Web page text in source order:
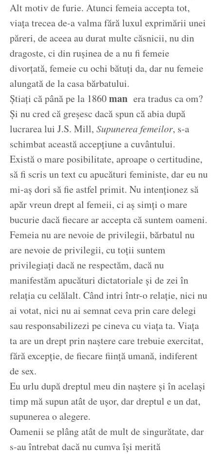
Alt motiv de furie. Atunci femeia accepta tot,
viața trecea de-a valma fără luxul exprimării unei
păreri, de aceea au durat multe căsnicii, nu din
dragoste, ci din rușinea de a nu fi femeie
divorțată, femeie cu ochi bătuți da, dar nu femeie
alungată de la casa bărbatului.
Știați că până pe la 1860man era tradus ca om?
Și nu cred că greșesc dacă spun că abia după
lucrarea lui J.S. Mill, Supunerea femeilor, s-a
schimbat această accepțiune a cuvântului.
Există o mare posibilitate, aproape o certitudine,
să fi scris un text cu apucături feministe, dar eu nu
mi-aș dori să fie astfel primit. Nu intenționez să
apăr vreun drept al femeii, ci aș simți o mare
bucurie dacă fiecare ar accepta că suntem oameni.
Femeia nu are nevoie de privilegii, bărbatul nu
are nevoie de privilegii, cu toții suntem
privilegiați dacă ne respectăm, dacă nu
manifestăm apucături dictatoriale și de zei în
relația cu celălalt. Când intri într-o relație, nici nu
ai votat, nici nu ai semnat ceva prin care delegi
sau responsabilizezi pe cineva cu viața ta. Viața
ta are un drept prin naștere care trebuie exercitat,
fără excepție, de fiecare ființă umană, indiferent
de sex.
Eu urlu după dreptul meu din naștere și în același
timp mă supun atât de ușor, dar dreptul e un dat,
supunerea o alegere.
Oamenii se plâng atât de mult de singurătate, dar
s-au întrebat dacă nu cumva își merită